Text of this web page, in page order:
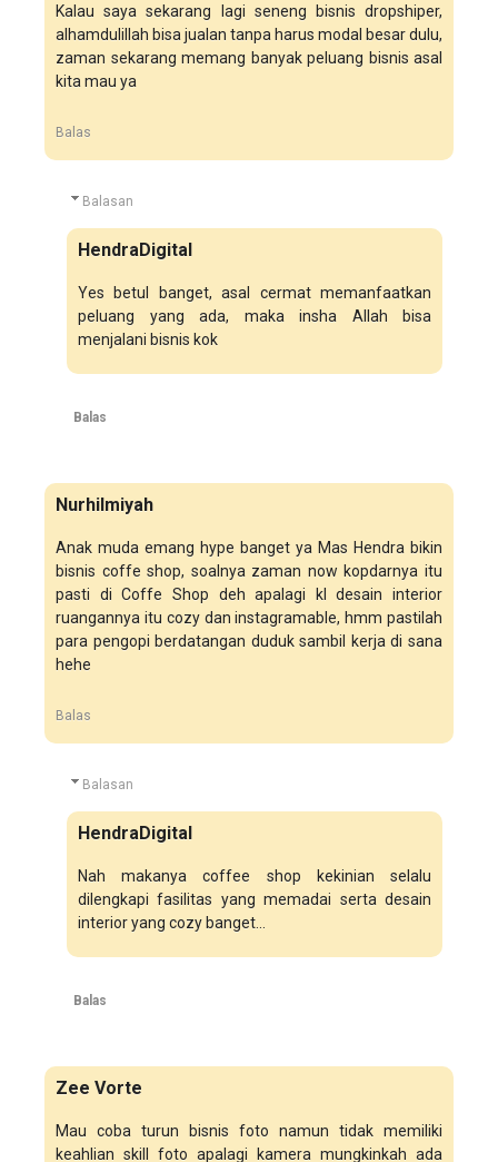
Kalau saya sekarang lagi seneng bisnis dropshiper,
alhamdulillah bisa jualan tanpa harus modal besar dulu,
zaman sekarang memang banyak peluang bisnis asal
kita mau ya
Balas
Balasan
HendraDigital
Yes betul banget, asal cermat memanfaatkan
peluang yang ada, maka insha Allah bisa
menjalani bisnis kok
Balas
Nurhilmiyah
Anak muda emang hype banget ya Mas Hendra bikin
bisnis coffe shop, soalnya zaman now kopdarnya itu
pasti di Coffe Shop deh apalagi kl desain interior
ruangannya itu cozy dan instagramable, hmm pastilah
para pengopi berdatangan duduk sambil kerja di sana
hehe
Balas
Balasan
HendraDigital
Nah makanya coffee shop kekinian selalu
dilengkapi fasilitas yang memadai serta desain
interior yang cozy banget...
Balas
Zee Vorte
Mau coba turun bisnis foto namun tidak memiliki
keahlian skill foto apalagi kamera mungkinkah ada